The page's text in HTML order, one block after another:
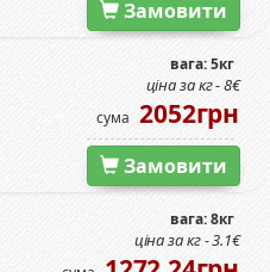
Замовити
вага: 5кг
ціна за кг - 8€
сума 2052грн
Замовити
вага: 8кг
ціна за кг - 3.1€